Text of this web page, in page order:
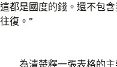
這都是國度的錢。還不包
往復。”
為清楚釋一張表格的主